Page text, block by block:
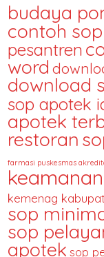
budaya
contoh
pesantren
word
download
sop apotek
apotek
restoran
farmasi puskesmas
kemenag
sop
sop
apotek sop